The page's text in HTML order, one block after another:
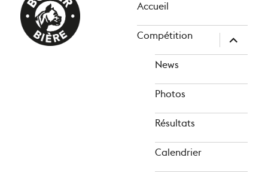
Accueil
Compétition
ouvrir
le
sous-
News
Photos
Résultats
Calendrier